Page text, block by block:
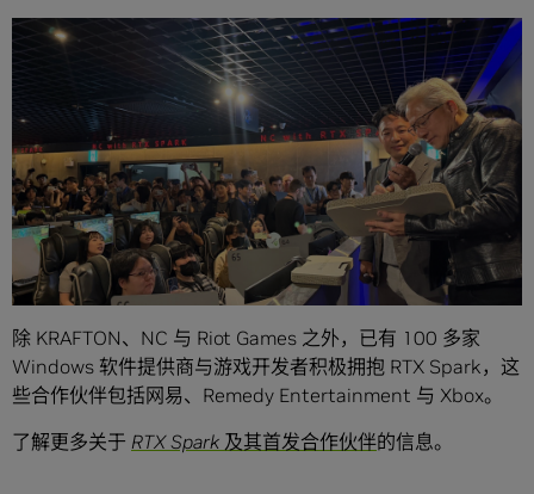
除 KRAFTON、NC 与 Riot Games 之外，已有 100 多家
Windows 软件提供商与游戏开发者积极拥抱 RTX Spark，这
些合作伙伴包括网易、Remedy Entertainment 与 Xbox。
了解更多关于 RTX Spark 及其首发合作伙伴的信息。